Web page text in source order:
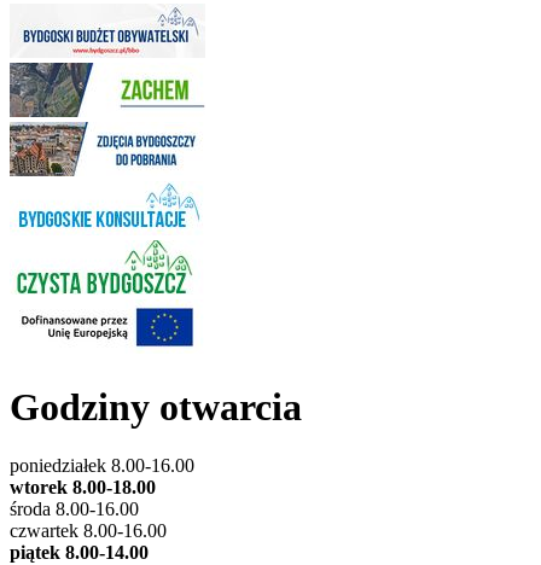
Godziny otwarcia
poniedziałek 8.00-16.00
wtorek 8.00-18.00
środa 8.00-16.00
czwartek 8.00-16.00
piątek 8.00-14.00